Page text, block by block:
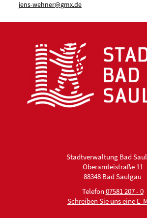
j ns-w hn r gmxd
Stadtverwaltung Bad
Oberamteistraße 11
88348 Bad Saulgau
Telefon 07581 207 - 0
Schreiben Sie uns eine E-